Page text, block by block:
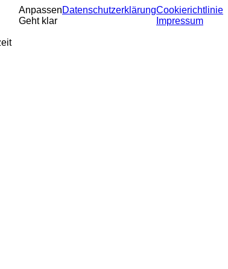
Anpassen
Geht klar
DatenschutzerklärungCookierichtlinie
Impressum